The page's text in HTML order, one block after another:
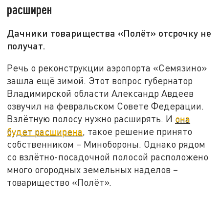
расширен
Дачники товарищества «Полёт» отсрочку не
получат.
Речь о реконструкции аэропорта «Семязино»
зашла ещё зимой. Этот вопрос губернатор
Владимирской области Александр Авдеев
озвучил на февральском Совете Федерации.
Взлётную полосу нужно расширять. И она
будет расширена, такое решение принято
собственником – Минобороны. Однако рядом
со взлётно-посадочной полосой расположено
много огородных земельных наделов –
товарищество «Полёт».